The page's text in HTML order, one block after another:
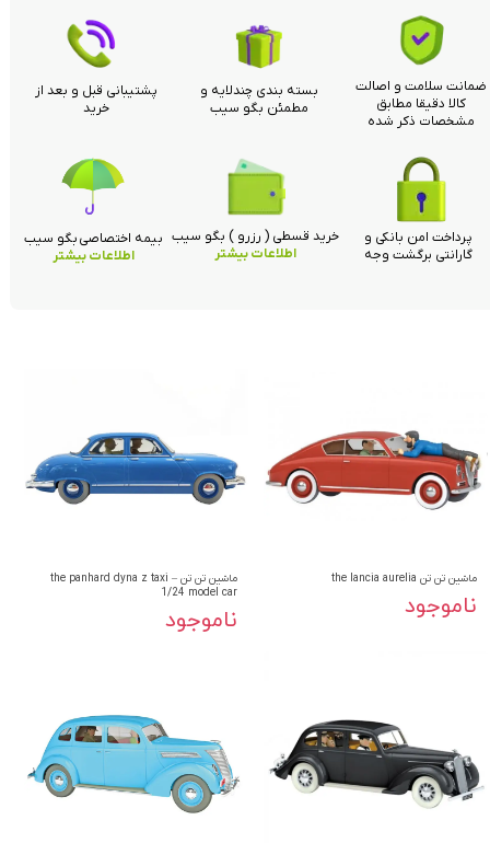
ماشین تن تن the lancia aurelia
ناموجود
ماشین تن تن the panhard dyna z taxi –
1/24 model car
ناموجود
ضمانت سلامت و اصالت
کالا دقیقا مطابق
مشخصات ذکر شده
بسته بندی چندلایه و
مطمئن بگو سیب
پشتیبانی قبل و بعد از
خرید
خرید قسطی ( رزرو ) بگو سیب
اطلاعات بیشتر
پرداخت امن بانکی و
گارانتی برگشت وجه
بیمه اختصاصی بگو سیب
اطلاعات بیشتر